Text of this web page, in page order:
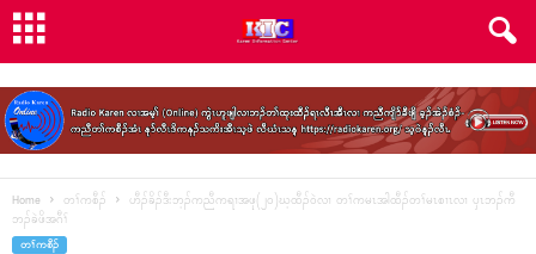
Home တၢ်ကစီၣ်
ဟီၣ်ခိၣ်ဒီးဘ့ၣ်ကညီကရၢအဖု(၂၀)ဃ့ထီၣ်ဝဲလၢ တၢ်ကမၤအါထီၣ်တၢ်မၤစၢၤလၢ ပှၤဘၣ်ကီ
ဘၣ်ခဲဖိအဂီၢ်
တၢ်ကစီၣ်